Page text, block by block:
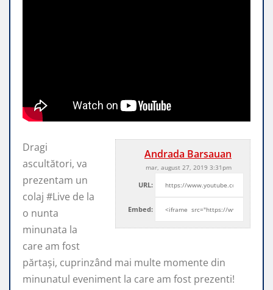
Andrada Barsauan
mar, august 27, 2019 3:31pm
URL:
Embed:
Dragi
ascultători, va
prezentam un
colaj #Live de la
o nunta
minunata la
care am fost
părtași, cuprinzând mai multe momente din
minunatul eveniment la care am fost prezenti!